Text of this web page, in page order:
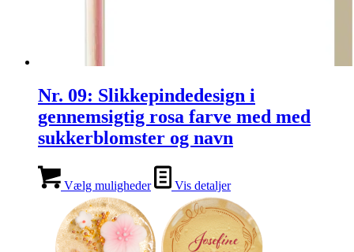
Nr. 09: Slikkepindedesign i
gennemsigtig rosa farve med med
sukkerblomster og navn
Vælg muligheder Vis detaljer